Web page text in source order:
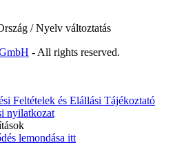
/ Nyelv változtatás
- All rights reserved.
Feltételek és Elállási Tájékoztató
nyilatkozat
lemondása itt